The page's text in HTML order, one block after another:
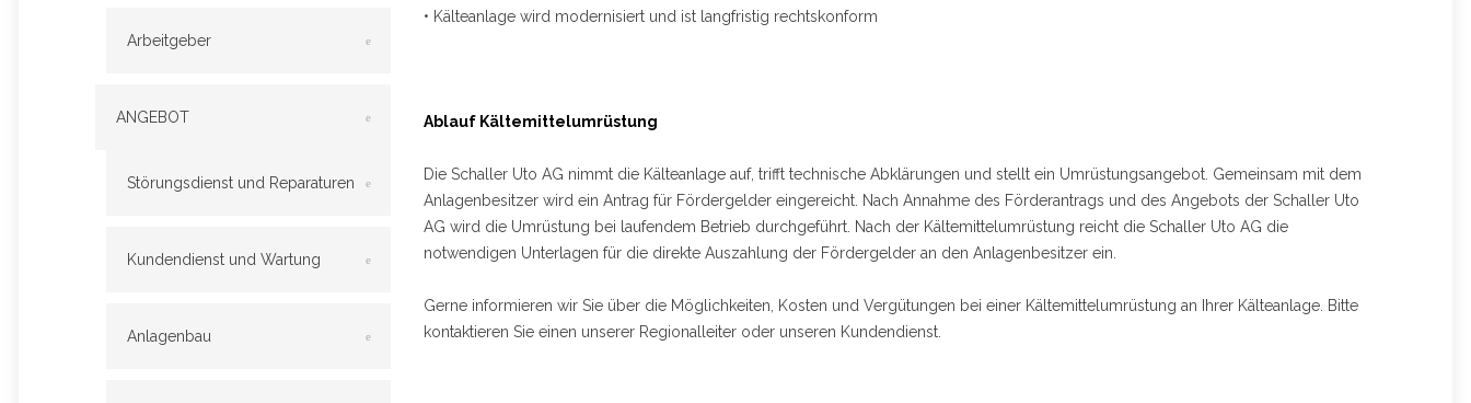
Arbeitgeber
ANGEBOT
Störungsdienst und Reparaturen
Kundendienst und Wartung
Anlagenbau
• Kälteanlage wird modernisiert und ist langfristig rechtskonform
Ablauf Kältemittelumrüstung
Die Schaller Uto AG nimmt die Kälteanlage auf, trifft technische Abklärungen und stellt ein Umrüstungsangebot. Gemeinsam mit dem
Anlagenbesitzer wird ein Antrag für Fördergelder eingereicht. Nach Annahme des Förderantrags und des Angebots der Schaller Uto
AG wird die Umrüstung bei laufendem Betrieb durchgeführt. Nach der Kältemittelumrüstung reicht die Schaller Uto AG die
notwendigen Unterlagen für die direkte Auszahlung der Fördergelder an den Anlagenbesitzer ein.
Gerne informieren wir Sie über die Möglichkeiten, Kosten und Vergütungen bei einer Kältemittelumrüstung an Ihrer Kälteanlage. Bitte
kontaktieren Sie einen unserer Regionalleiter oder unseren Kundendienst.